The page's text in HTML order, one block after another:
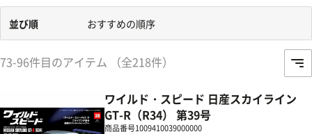
並び順 おすすめの順序
73-96件目のアイテム （全218件）
ワイルド・スピード 日産スカイライン
GT-R（R34） 第39号
商品番号1009410039000000